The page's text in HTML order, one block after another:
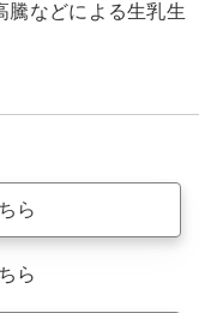
騰などによる生乳生
ら
ら